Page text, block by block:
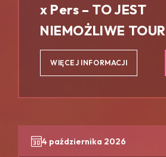
x Pers – TO JEST
NIEMOŻLIWE TOUR
WIĘCEJ INFORMACJI
4 października 2026